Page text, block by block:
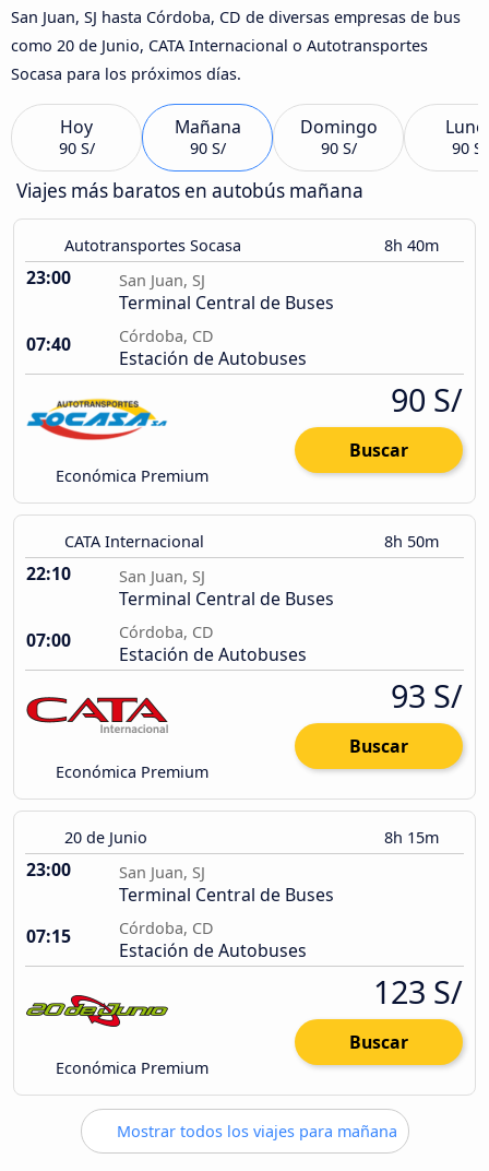
San Juan, SJ hasta Córdoba, CD de diversas empresas de bus
como 20 de Junio, CATA Internacional o Autotransportes
Socasa para los próximos días.
Hoy
90 S/
Mañana
90 S/
Domingo
90 S/ 90 S/
Viajes más baratos en autobús mañana
Autotransportes Socasa 8h 40m
23:00 San Juan, SJ
Terminal Central de Buses
07:40
Córdoba, CD
Estación de Autobuses
Económica Premium
90 S/
Buscar
CATA Internacional 8h 50m
22:10 San Juan, SJ
Terminal Central de Buses
07:00
Córdoba, CD
Estación de Autobuses
Económica Premium
93 S/
Buscar
20 de Junio 8h 15m
23:00 San Juan, SJ
Terminal Central de Buses
07:15
Córdoba, CD
Estación de Autobuses
Económica Premium
123 S/
Buscar
Mostrar todos los viajes para mañana